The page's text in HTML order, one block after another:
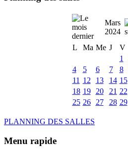
Mars
2024
L
Ma Me J V
1
4
5 6 7 8
11 12 13 14 15
18 19 20 21 22
25 26 27 28 29
PLANNING DES SALLES
Menu rapide